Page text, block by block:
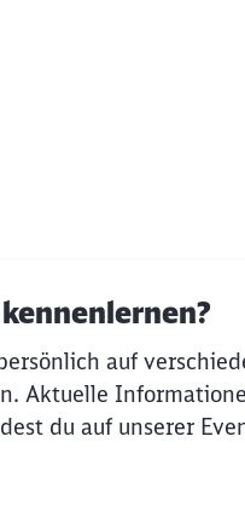
auf
Aktuelle
du auf unserer